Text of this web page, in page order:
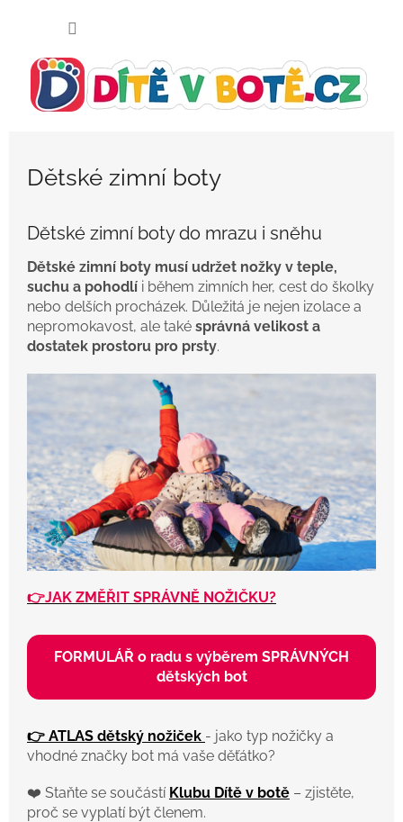
Dětské zimní boty
Dětské zimní boty do mrazu i sněhu
Dětské zimní boty musí udržet nožky v teple,
suchu a pohodlí i během zimních her, cest do školky
nebo delších procházek. Důležitá je nejen izolace a
nepromokavost, ale také správná velikost a
dostatek prostoru pro prsty.
👉JAK ZMĚŘIT SPRÁVNĚ NOŽIČKU?
FORMULÁŘ o radu s výběrem SPRÁVNÝCH
dětských bot
👉 ATLAS dětský nožiček - jako typ nožičky a
vhodné značky bot má vaše děťátko?
❤️ Staňte se součástí Klubu Dítě v botě – zjistěte,
proč se vyplatí být členem.